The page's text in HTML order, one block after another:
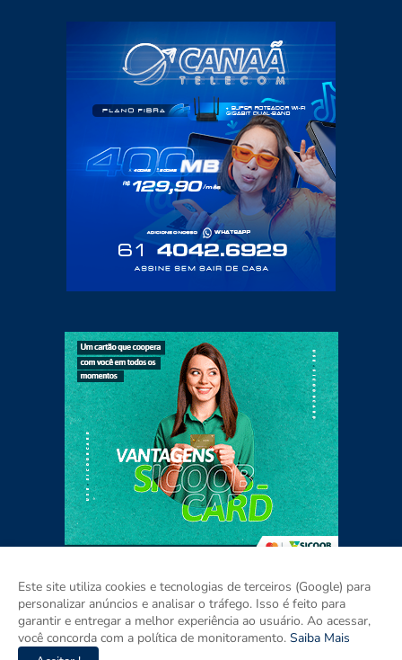
Home Sobre Contato Mídia Kit
Este site utiliza cookies e tecnologias de terceiros (Google) para
personalizar anúncios e analisar o tráfego. Isso é feito para
garantir e entregar a melhor experiência ao usuário. Ao acessar,
você concorda com a política de monitoramento. Saiba Mais